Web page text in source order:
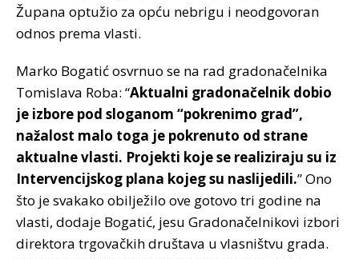
Župana optužio za opću nebrigu i neodgovoran
odnos prema vlasti.
Marko Bogatić osvrnuo se na rad gradonačelnika
Tomislava Roba: “Aktualni gradonačelnik dobio
je izbore pod sloganom “pokrenimo grad”,
nažalost malo toga je pokrenuto od strane
aktualne vlasti. Projekti koje se realiziraju su iz
Intervencijskog plana kojeg su naslijedili.” Ono
što je svakako obilježilo ove gotovo tri godine na
vlasti, dodaje Bogatić, jesu Gradonačelnikovi izbori
direktora trgovačkih društava u vlasništvu grada.